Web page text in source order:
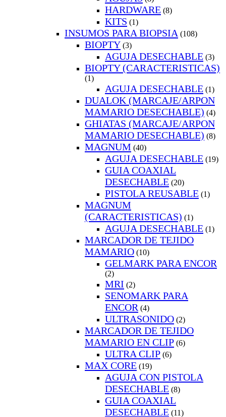
HARDWARE (8)
KITS (1)
INSUMOS PARA BIOPSIA (108)
BIOPTY (3)
AGUJA DESECHABLE (3)
BIOPTY (CARACTERISTICAS)
(1)
AGUJA DESECHABLE (1)
DUALOK (MARCAJE/ARPON
MAMARIO DESECHABLE) (4)
GHIATAS (MARCAJE/ARPON
MAMARIO DESECHABLE) (8)
MAGNUM (40)
AGUJA DESECHABLE (19)
GUIA COAXIAL
DESECHABLE (20)
PISTOLA REUSABLE (1)
MAGNUM
(CARACTERISTICAS) (1)
AGUJA DESECHABLE (1)
MARCADOR DE TEJIDO
MAMARIO (10)
GELMARK PARA ENCOR
(2)
MRI (2)
SENOMARK PARA
ENCOR (4)
ULTRASONIDO (2)
MARCADOR DE TEJIDO
MAMARIO EN CLIP (6)
ULTRA CLIP (6)
MAX CORE (19)
AGUJA CON PISTOLA
DESECHABLE (8)
GUIA COAXIAL
DESECHABLE (11)